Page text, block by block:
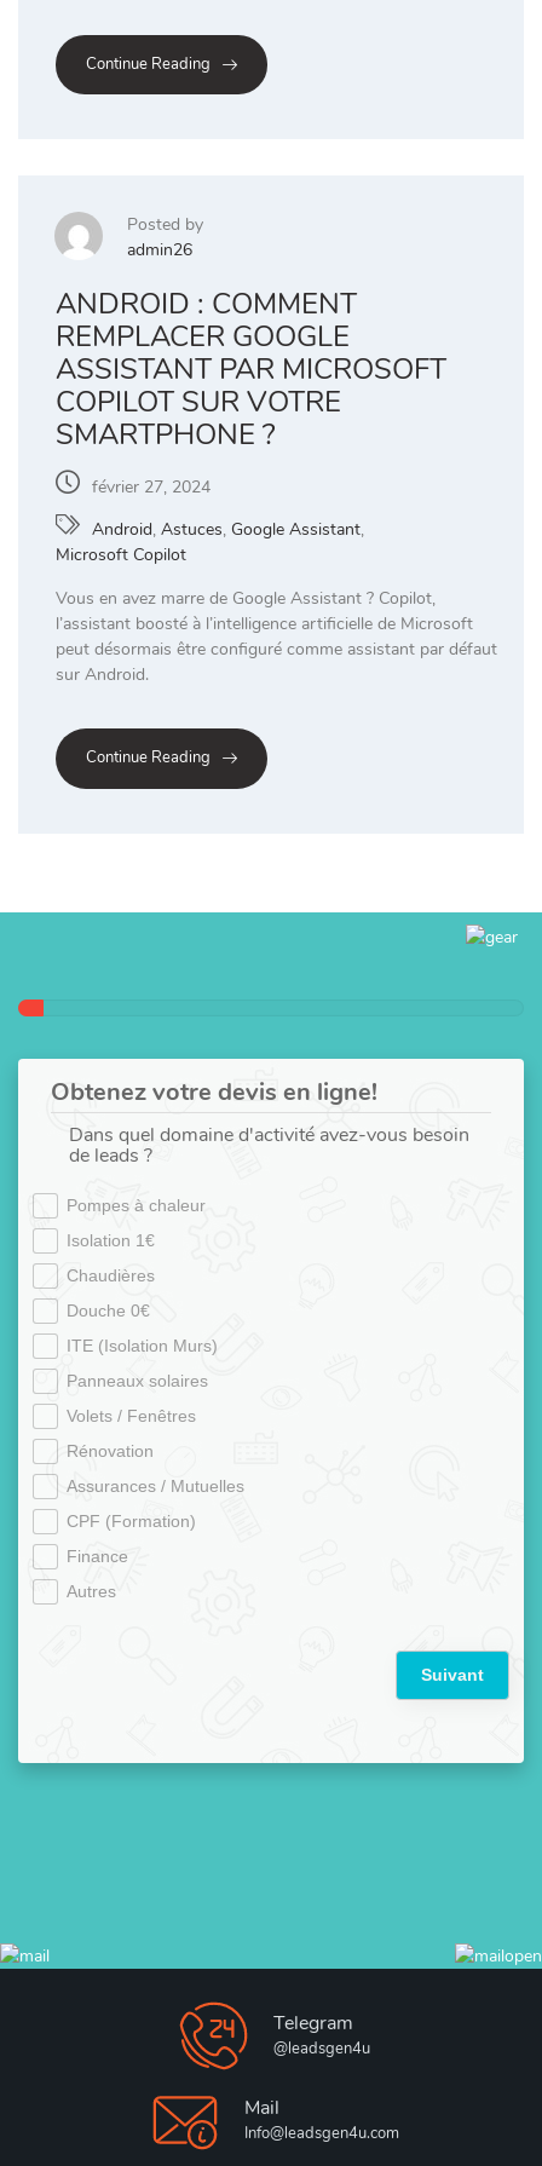
Continue Reading
Posted by
admin26
ANDROID : COMMENT
REMPLACER GOOGLE
ASSISTANT PAR MICROSOFT
COPILOT SUR VOTRE
SMARTPHONE ?
février 27, 2024
Android, Astuces, Google Assistant,
Microsoft Copilot
Vous en avez marre de Google Assistant ? Copilot,
l’assistant boosté à l’intelligence artificielle de Microsoft
peut désormais être configuré comme assistant par défaut
sur Android.
Continue Reading
Obtenez votre devis en ligne!
Dans quel domaine d'activité avez-vous besoin
de leads ?
Pompes à chaleur
Isolation 1€
Chaudières
Douche 0€
ITE (Isolation Murs)
Panneaux solaires
Volets / Fenêtres
Rénovation
Assurances / Mutuelles
CPF (Formation)
Finance
Autres
Suivant
Telegram
@leadsgen4u
Mail
Info@leadsgen4u.com